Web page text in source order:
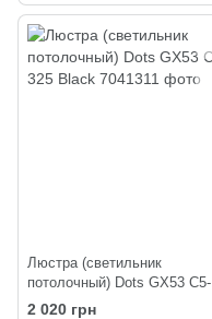
Люстра (светильник
потолочный) Dots GX53 C5-
325 Black
2 020 грн